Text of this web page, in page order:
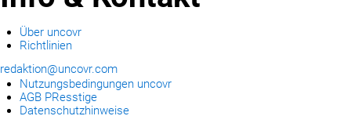
Über uncovr
Richtlinien
redaktion@uncovr.com
Nutzungsbedingungen uncovr
AGB PResstige
Datenschutzhinweise